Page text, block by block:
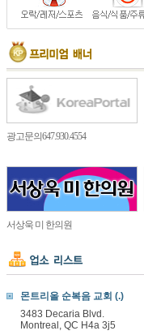
광고문의647.930.4554
서상욱 미 한의원
몬트리올 순복음 교회 (.)
3483 Decaria Blvd.
Montreal, QC H4a 3j5